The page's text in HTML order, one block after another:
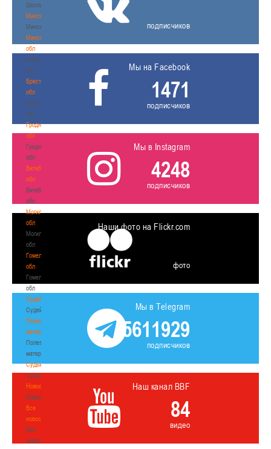
Школы
Минск
Минск
Минская
обл
Минская
обл
Брестская
обл
Брестская
обл
Гродненская
обл
Гродненская
обл
Витебская
обл
Витебская
обл
Могилевская
обл
Могилевская
обл
Гомельская
обл
Гомельская
обл
Судейство
Судейство
Полезные
материалы
Полезные
материалы
Судьи
Судьи
Новости
Новости
Все
новости
Все
новости
подписчиков
Мы на Facebook
1471
подписчиков
Мы в Instagram
4248
подписчиков
Наши фото на Flickr.com
фото
Мы в Telegram
5611929
подписчиков
Наш канал BBF
84
видео